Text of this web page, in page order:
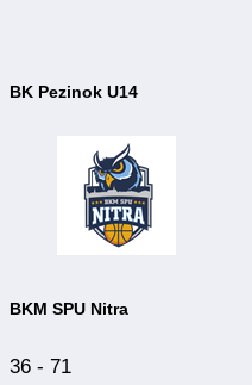
BK Pezinok U14
BKM SPU Nitra
36 - 71